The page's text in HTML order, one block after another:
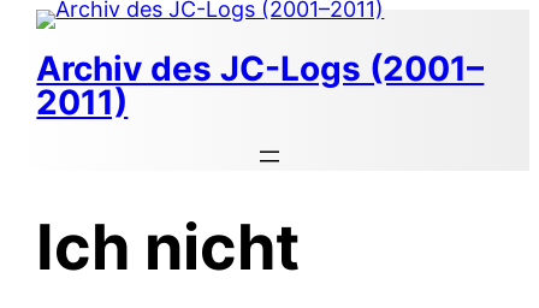
Zum
Inhalt
springen
Archiv des JC-Logs (2001–
2011)
Ich nicht